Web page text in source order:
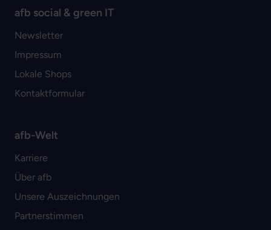
afb social & green IT
Newsletter
Impressum
Lokale Shops
Kontaktformular
afb-Welt
Karriere
Über afb
Unsere Auszeichnungen
Partnerstimmen